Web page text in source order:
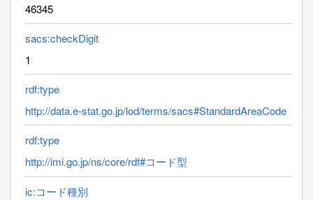
46345
sacs:checkDigit
1
rdf:type
http://data.e-stat.go.jp/lod/terms/sacs#StandardAreaCode
rdf:type
http://imi.go.jp/ns/core/rdf#コード型
ic:コード種別